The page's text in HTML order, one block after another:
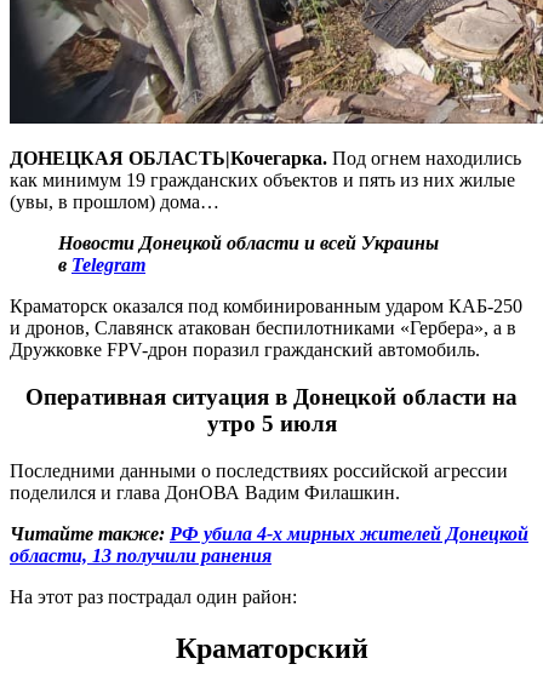
ДОНЕЦКАЯ ОБЛАСТЬ|Кочегарка. Под огнем находились
как минимум 19 гражданских объектов и пять из них жилые
(увы, в прошлом) дома…
Новости Донецкой области и всей Украины
в Telegram
Краматорск оказался под комбинированным ударом КАБ-250
и дронов, Славянск атакован беспилотниками «Гербера», а в
Дружковке FPV-дрон поразил гражданский автомобиль.
Оперативная ситуация в Донецкой области на
утро 5 июля
Последними данными о последствиях российской агрессии
поделился и глава ДонОВА Вадим Филашкин.
Читайте также: РФ убила 4-х мирных жителей Донецкой
области, 13 получили ранения
На этот раз пострадал один район:
Краматорский